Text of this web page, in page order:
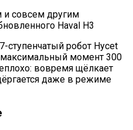
робот Hycet
максимальный момент 300
вовремя щёлкает
даже в режиме